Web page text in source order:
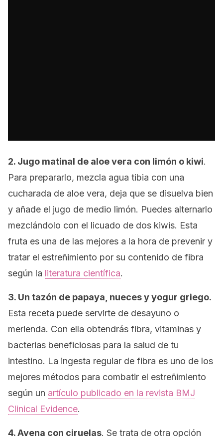
2. Jugo matinal de aloe vera con limón o kiwi.
Para prepararlo, mezcla agua tibia con una
cucharada de aloe vera, deja que se disuelva bien
y añade el jugo de medio limón. Puedes alternarlo
mezclándolo con el licuado de dos kiwis. Esta
fruta es una de las mejores a la hora de prevenir y
tratar el estreñimiento por su contenido de fibra
según la literatura científica.
3. Un tazón de papaya, nueces y yogur griego.
Esta receta puede servirte de desayuno o
merienda. Con ella obtendrás fibra, vitaminas y
bacterias beneficiosas para la salud de tu
intestino. La ingesta regular de fibra es uno de los
mejores métodos para combatir el estreñimiento
según un artículo publicado en la revista BMJ
Clinical Evidence.
4. Avena con ciruelas. Se trata de otra opción